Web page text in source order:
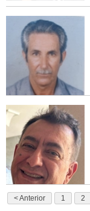
< Anterior 1 2